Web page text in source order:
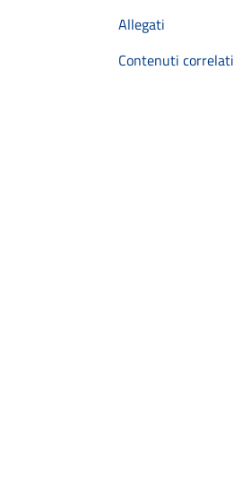
Allegati
Contenuti correlati